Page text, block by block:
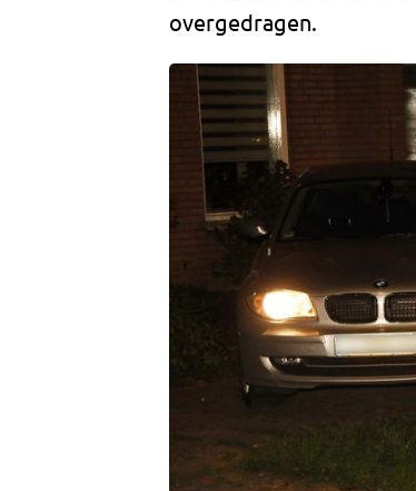
overgedragen.